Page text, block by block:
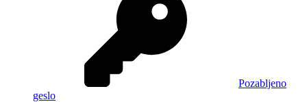
Pozabljeno
geslo